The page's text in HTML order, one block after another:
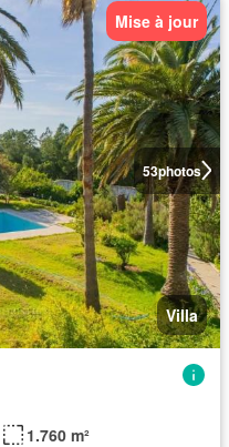
53photos
Mise à jour
Villa
1.760 m²